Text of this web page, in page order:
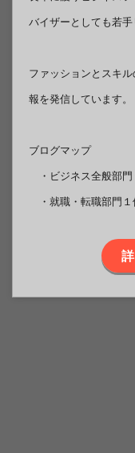
バイザーとしても若手
ファッションとスキ
報を発信しています。
ブログマップ
・ビジネス全般部門
・就職・転職部門１